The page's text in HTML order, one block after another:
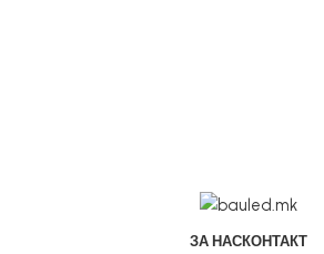
ЗА НАСКОНТАКТ